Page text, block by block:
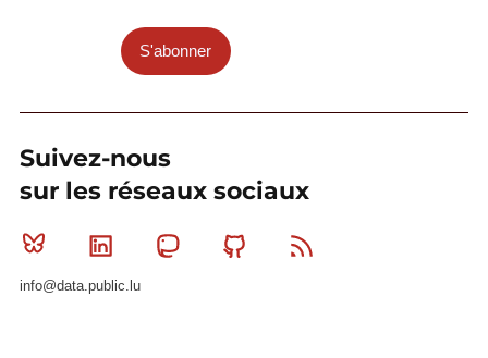
S'abonner
Suivez-nous
sur les réseaux sociaux
Bluesky Linkedin MastodonGithub
info@data.public.lu